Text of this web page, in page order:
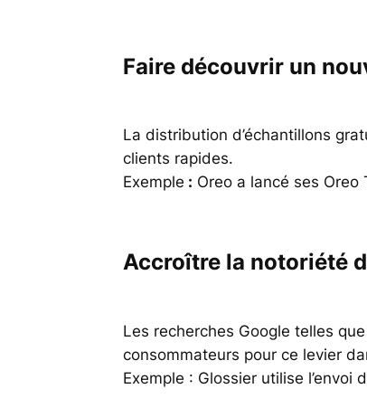
Faire découvrir un
La distribution d’échantillons
clients rapides.
Exemple : Oreo a lancé ses
Accroître la notoriété
Les recherches Google telles
consommateurs pour ce levier
Exemple : Glossier utilise